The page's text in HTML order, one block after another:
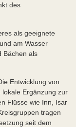
des
als geeignete
am Wasser
Bächen als
Entwicklung von
Ergänzung zur
Flüsse wie Inn, Isar
tragen
seit dem